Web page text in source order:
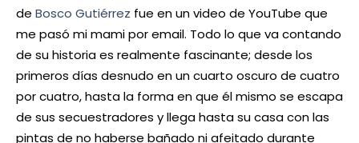
de Bosco Gutiérrez fue en un video de YouTube que
me pasó mi mami por email. Todo lo que va contando
de su historia es realmente fascinante; desde los
primeros días desnudo en un cuarto oscuro de cuatro
por cuatro, hasta la forma en que él mismo se escapa
de sus secuestradores y llega hasta su casa con las
pintas de no haberse bañado ni afeitado durante